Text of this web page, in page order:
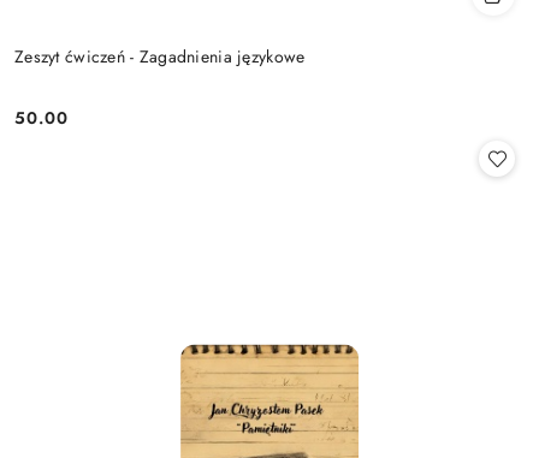
Zeszyt ćwiczeń - Zagadnienia językowe
Cena:
50.00